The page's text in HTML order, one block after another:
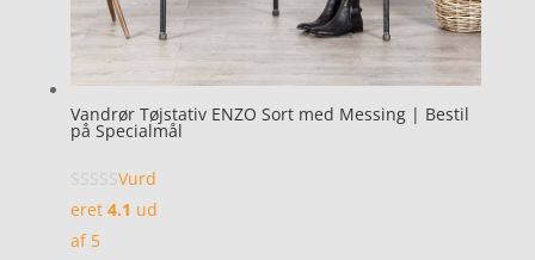
Vandrør Tøjstativ ENZO Sort med Messing | Bestil
på Specialmål
Vurd
eret 4.1 ud
af 5